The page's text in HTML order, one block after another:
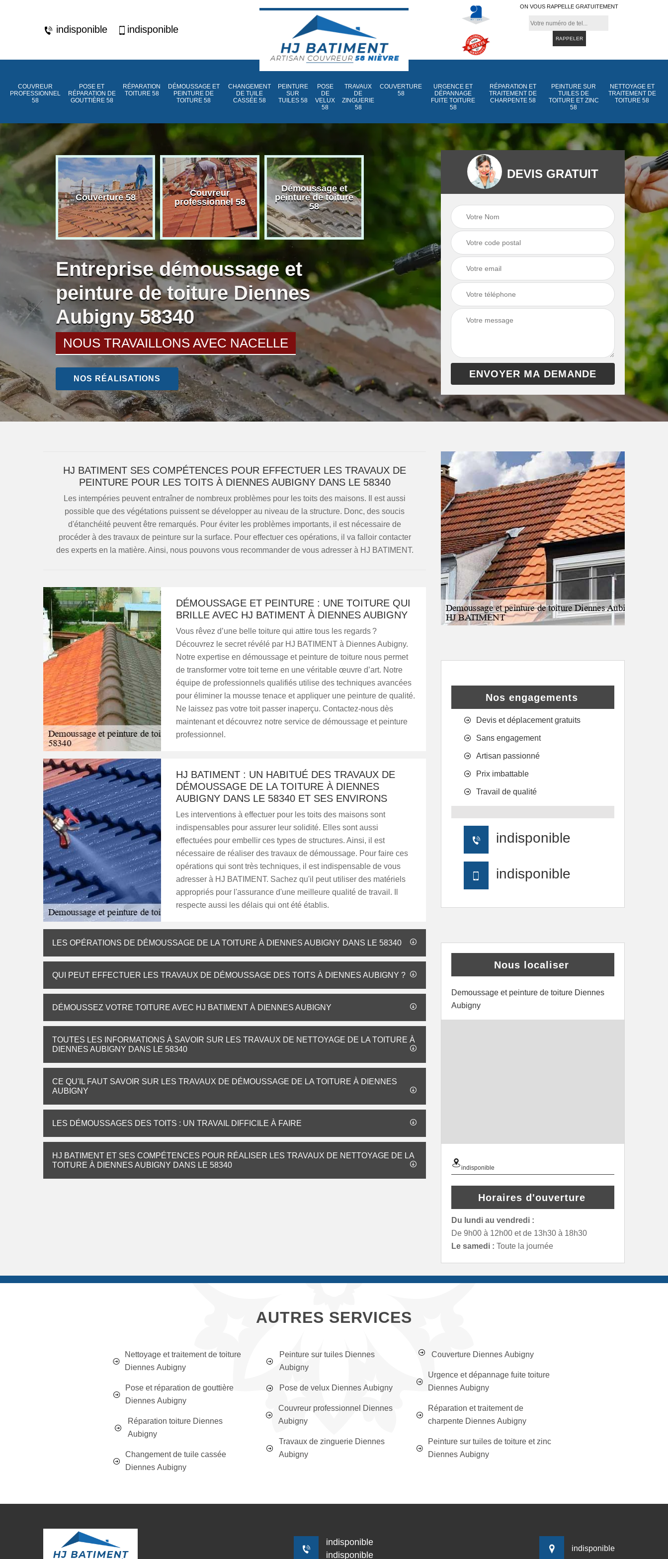
indisponible indisponible
ON VOUS RAPPELLE GRATUITEMENT
COUVREUR
PROFESSIONNEL
58
POSE ET
RÉPARATION DE
GOUTTIÈRE 58
RÉPARATION
TOITURE 58
DÉMOUSSAGE ET
PEINTURE DE
TOITURE 58
CHANGEMENT
DE TUILE
CASSÉE 58
PEINTURE
SUR
TUILES 58
POSE
DE
VELUX
58
TRAVAUX
DE
ZINGUERIE
58
COUVERTURE
58
URGENCE ET
DÉPANNAGE
FUITE TOITURE
58
RÉPARATION ET
TRAITEMENT DE
CHARPENTE 58
PEINTURE SUR
TUILES DE
TOITURE ET ZINC
58
NETTOYAGE ET
TRAITEMENT DE
TOITURE 58
de
58
Couverture 58
Couvreur
professionnel 58
Démoussage et
peinture de toiture
58
Nettoyage et
traitement de
toiture 58
Peinture sur tuiles
Peinture sur tuiles
de toiture et zinc
Entreprise démoussage et
peinture de toiture Diennes
Aubigny 58340
NOUS TRAVAILLONS AVEC NACELLE
NOS RÉALISATIONS
DEVIS GRATUIT
HJ BATIMENT SES COMPÉTENCES POUR EFFECTUER LES TRAVAUX DE
PEINTURE POUR LES TOITS À DIENNES AUBIGNY DANS LE 58340
Les intempéries peuvent entraîner de nombreux problèmes pour les toits des maisons. Il est aussi
possible que des végétations puissent se développer au niveau de la structure. Donc, des soucis
d'étanchéité peuvent être remarqués. Pour éviter les problèmes importants, il est nécessaire de
procéder à des travaux de peinture sur la surface. Pour effectuer ces opérations, il va falloir contacter
des experts en la matière. Ainsi, nous pouvons vous recommander de vous adresser à HJ BATIMENT.
DÉMOUSSAGE ET PEINTURE : UNE TOITURE QUI
BRILLE AVEC HJ BATIMENT À DIENNES AUBIGNY
Vous rêvez d’une belle toiture qui attire tous les regards ?
Découvrez le secret révélé par HJ BATIMENT à Diennes Aubigny.
Notre expertise en démoussage et peinture de toiture nous permet
de transformer votre toit terne en une véritable œuvre d’art. Notre
équipe de professionnels qualifiés utilise des techniques avancées
pour éliminer la mousse tenace et appliquer une peinture de qualité.
Ne laissez pas votre toit passer inaperçu. Contactez-nous dès
maintenant et découvrez notre service de démoussage et peinture
professionnel.
HJ BATIMENT : UN HABITUÉ DES TRAVAUX DE
DÉMOUSSAGE DE LA TOITURE À DIENNES
AUBIGNY DANS LE 58340 ET SES ENVIRONS
Les interventions à effectuer pour les toits des maisons sont
indispensables pour assurer leur solidité. Elles sont aussi
effectuées pour embellir ces types de structures. Ainsi, il est
nécessaire de réaliser des travaux de démoussage. Pour faire ces
opérations qui sont très techniques, il est indispensable de vous
adresser à HJ BATIMENT. Sachez qu'il peut utiliser des matériels
appropriés pour l'assurance d'une meilleure qualité de travail. Il
respecte aussi les délais qui ont été établis.
LES OPÉRATIONS DE DÉMOUSSAGE DE LA TOITURE À DIENNES AUBIGNY DANS LE 58340
QUI PEUT EFFECTUER LES TRAVAUX DE DÉMOUSSAGE DES TOITS À DIENNES AUBIGNY ?
DÉMOUSSEZ VOTRE TOITURE AVEC HJ BATIMENT À DIENNES AUBIGNY
TOUTES LES INFORMATIONS À SAVOIR SUR LES TRAVAUX DE NETTOYAGE DE LA TOITURE À
DIENNES AUBIGNY DANS LE 58340
CE QU'IL FAUT SAVOIR SUR LES TRAVAUX DE DÉMOUSSAGE DE LA TOITURE À DIENNES
AUBIGNY
LES DÉMOUSSAGES DES TOITS : UN TRAVAIL DIFFICILE À FAIRE
HJ BATIMENT ET SES COMPÉTENCES POUR RÉALISER LES TRAVAUX DE NETTOYAGE DE LA
TOITURE À DIENNES AUBIGNY DANS LE 58340
Nos engagements
Devis et déplacement gratuits
Sans engagement
Artisan passionné
Prix imbattable
Travail de qualité
indisponible
indisponible
Nous localiser
Demoussage et peinture de toiture Diennes
Aubigny
indisponible
Horaires d'ouverture
Du lundi au vendredi :
De 9h00 à 12h00 et de 13h30 à 18h30
Le samedi : Toute la journée
AUTRES SERVICES
Nettoyage et traitement de toiture
Diennes Aubigny
Pose et réparation de gouttière
Diennes Aubigny
Réparation toiture Diennes
Aubigny
Changement de tuile cassée
Diennes Aubigny
Peinture sur tuiles Diennes
Aubigny
Pose de velux Diennes Aubigny
Couvreur professionnel Diennes
Aubigny
Travaux de zinguerie Diennes
Aubigny
Couverture Diennes Aubigny
Urgence et dépannage fuite toiture
Diennes Aubigny
Réparation et traitement de
charpente Diennes Aubigny
Peinture sur tuiles de toiture et zinc
Diennes Aubigny
indisponible
indisponible
indisponible